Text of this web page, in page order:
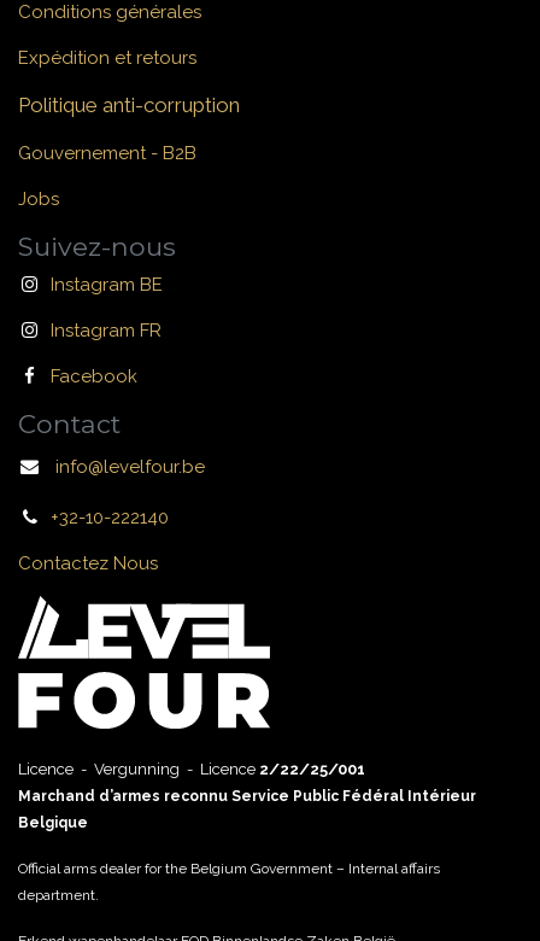
Conditions générales
Expédition et retours
Politique anti-corruption
Gouvernement - B2B
Jobs
Suivez-nous
Instagram BE
Instagram FR
Facebook
Contact
info@levelfour.be
+32-10-222140
Contactez Nous
Licence - Vergunning - Licence 2/22/25/001
Marchand d’armes reconnu Service Public Fédéral Intérieur
Belgique
Official arms dealer for the Belgium Government – Internal affairs
department.